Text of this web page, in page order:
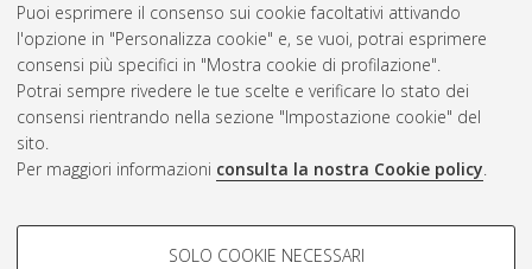
Puoi esprimere il consenso sui cookie facoltativi attivando
l'opzione in "Personalizza cookie" e, se vuoi, potrai esprimere
consensi più specifici in "Mostra cookie di profilazione".
Potrai sempre rivedere le tue scelte e verificare lo stato dei
consensi rientrando nella sezione "Impostazione cookie" del
sito.
Per maggiori informazioni consulta la nostra Cookie policy.
COOKIE DI PROFILAZIONE -
SOLO COOKIE NECESSARI
Atom
Rss 1.0
Rss 2.0
AMS Laurea
Impostazioni Cookie
Informativa sulla privacy